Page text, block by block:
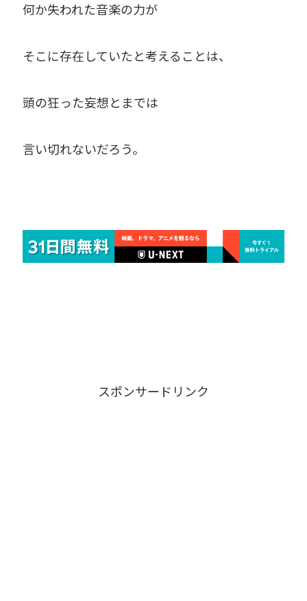
何か失われた音楽の力が
そこに存在していたと考えることは、
頭の狂った妄想とまでは
言い切れないだろう。
スポンサードリンク